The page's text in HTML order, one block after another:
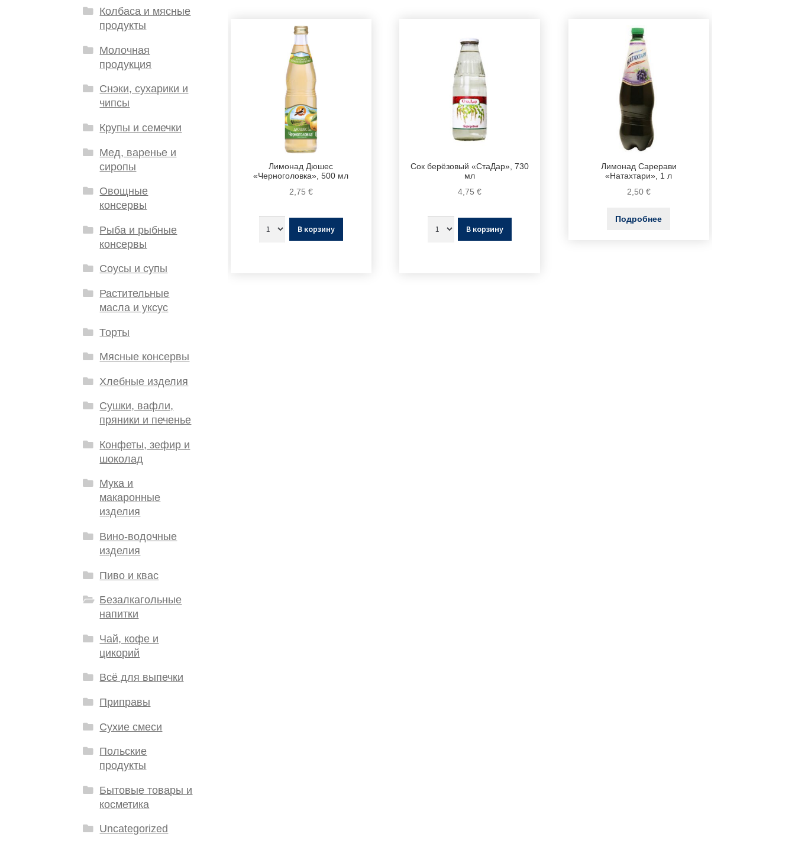
Лимонад Дюшес
«Черноголовка», 500 мл
2,75 €
В корзину
Сок берёзовый «СтаДар», 730
мл
4,75€
В корзину
Лимонад Сарерави
«Натахтари», 1 л
2,50 €
Подробнее
Колбаса и мясные
продукты
Молочная
продукция
Снэки, сухарики и
чипсы
Крупы и семечки
Мед, варенье и
сиропы
Овощные
консервы
Рыба и рыбные
консервы
Соусы и супы
Растительные
масла и уксус
Торты
Мясные консервы
Хлебные изделия
Сушки, вафли,
пряники и печенье
Конфеты, зефир и
шоколад
Мука и
макаронные
изделия
Вино-водочные
изделия
Пиво и квас
Безалкагольные
напитки
Чай, кофе и
цикорий
Всё для выпечки
Приправы
Сухие смеси
Польские
продукты
Бытовые товары и
косметика
Uncategorized